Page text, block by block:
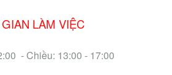
LÀM VIỆC
- Chiều: 13:00 - 17:00